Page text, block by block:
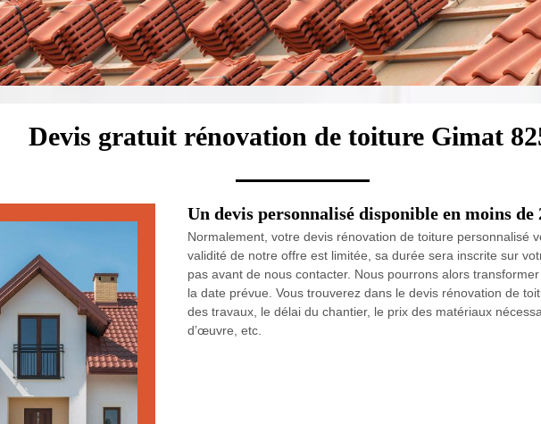
Devis gratuit rénovation de toiture Gimat
Un devis personnalisé disponible en moins de
Normalement, votre devis rénovation de toiture personnalisé
validité de notre offre est limitée, sa durée sera inscrite sur
pas avant de nous contacter. Nous pourrons alors
la date prévue. Vous trouverez dans le devis rénovation de
des travaux, le délai du chantier, le prix des matériaux
d’œuvre, etc.